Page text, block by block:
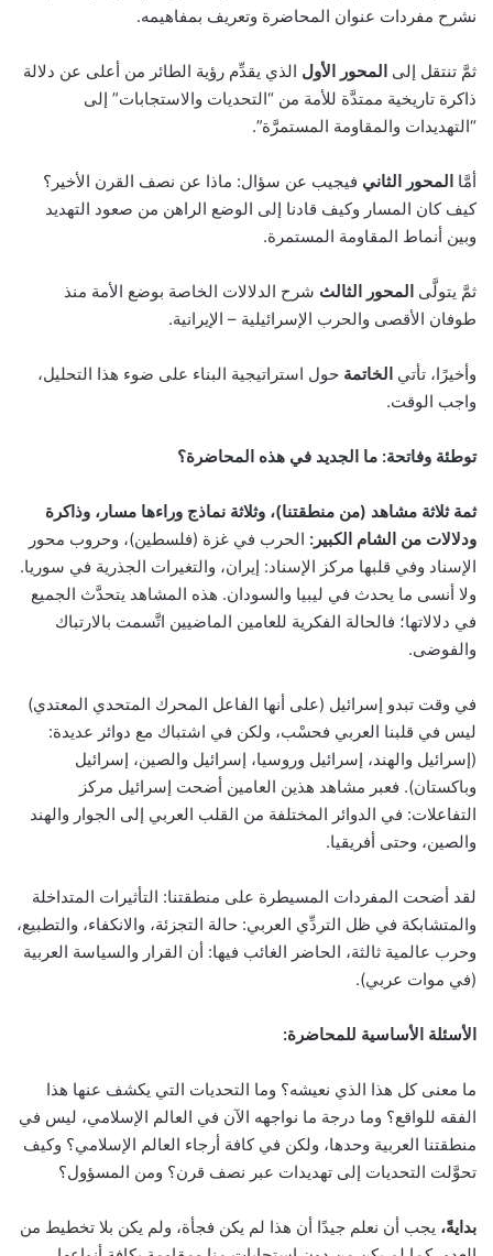
نشرح مفردات عنوان المحاضرة وتعريف بمفاهيمه.
ثمَّ تنتقل إلى المحور الأول الذي يقدِّم رؤية الطائر من أعلى عن دلالة
ذاكرة تاريخية ممتدَّة للأمة من “التحديات والاستجابات” إلى
“التهديدات والمقاومة المستمرَّة”.
أمَّا المحور الثاني فيجيب عن سؤال: ماذا عن نصف القرن الأخير؟
كيف كان المسار وكيف قادنا إلى الوضع الراهن من صعود التهديد
وبين أنماط المقاومة المستمرة.
ثمَّ يتولَّى المحور الثالث شرح الدلالات الخاصة بوضع الأمة منذ
طوفان الأقصى والحرب الإسرائيلية – الإيرانية.
وأخيرًا، تأتي الخاتمة حول استراتيجية البناء على ضوء هذا التحليل،
واجب الوقت.
توطئة وفاتحة: ما الجديد في هذه المحاضرة؟
ثمة ثلاثة مشاهد (من منطقتنا)، وثلاثة نماذج وراءها مسار، وذاكرة
ودلالات من الشام الكبير: الحرب في غزة (فلسطين)، وحروب محور
الإسناد وفي قلبها مركز الإسناد: إيران، والتغيرات الجذرية في سوريا.
ولا أنسى ما يحدث في ليبيا والسودان. هذه المشاهد يتحدَّث الجميع
في دلالاتها؛ فالحالة الفكرية للعامين الماضيين اتَّسمت بالارتباك
والفوضى.
في وقت تبدو إسرائيل (على أنها الفاعل المحرك المتحدي المعتدي)
ليس في قلبنا العربي فحسْب، ولكن في اشتباك مع دوائر عديدة:
(إسرائيل والهند، إسرائيل وروسيا، إسرائيل والصين، إسرائيل
وباكستان). فعبر مشاهد هذين العامين أضحت إسرائيل مركز
التفاعلات: في الدوائر المختلفة من القلب العربي إلى الجوار والهند
والصين، وحتى أفريقيا.
لقد أضحت المفردات المسيطرة على منطقتنا: التأثيرات المتداخلة
والمتشابكة في ظل التردِّي العربي: حالة التجزئة، والانكفاء، والتطبيع،
وحرب عالمية ثالثة، الحاضر الغائب فيها: أن القرار والسياسة العربية
(في موات عربي).
الأسئلة الأساسية للمحاضرة:
ما معنى كل هذا الذي نعيشه؟ وما التحديات التي يكشف عنها هذا
الفقه للواقع؟ وما درجة ما نواجهه الآن في العالم الإسلامي، ليس في
منطقتنا العربية وحدها، ولكن في كافة أرجاء العالم الإسلامي؟ وكيف
تحوَّلت التحديات إلى تهديدات عبر نصف قرن؟ ومن المسؤول؟
بدايةً، يجب أن نعلم جيدًا أن هذا لم يكن فجأة، ولم يكن بلا تخطيط من